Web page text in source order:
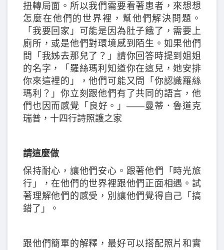
扭轉局面。所以我們需要看著患者，來想想
怎麼在他們的世界裡，幫他們解決問題。
「我要回家」可能是因為肚子餓了，需要上
廁所，或是他們對環境感到陌生。如果他們
問「我姊去那兒了？」請你回答時提到姐姐
的名字，「羅絲瑪利知道你在這兒，她安排
你來這裡的」，他們可能又問「你認識羅絲
瑪利？」你立刻跟他們有了共同的語言，他
們也因而感覺「良好。」——曼蒂．魯道克
瑞普，十四行詩照護之家
請這麼做
保持耐心，讓他們安心。跟著他們「時光旅
行」，在他們的世界裡跟他們正面相遇。試
著理解他們的感受，別讓他們覺得自己「搞
錯了」。
跟他們簡單的解釋，最好可以搭配照片和實